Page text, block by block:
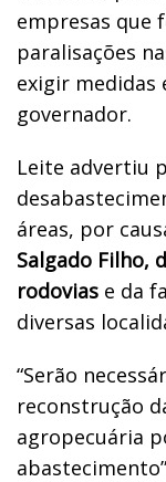
empresas que
paralisações
exigir medidas
governador.
Leite advertiu
áreas, por
Salgado Filho,
rodovias e da
diversas
“Serão
reconstrução
agropecuária